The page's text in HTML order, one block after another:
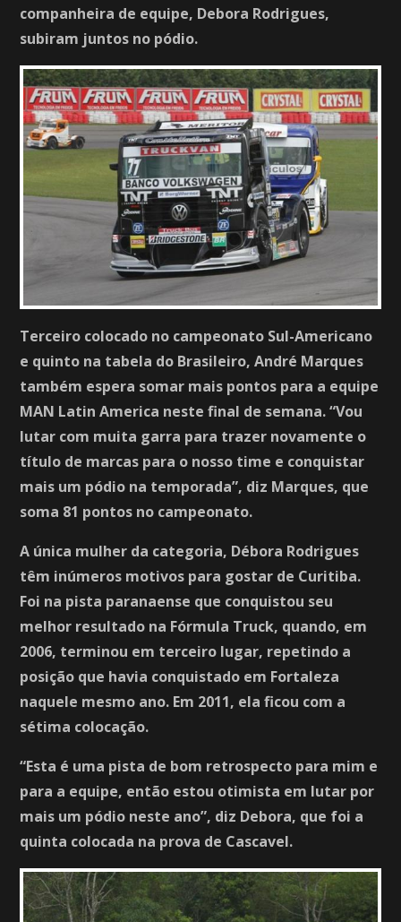
companheira de equipe, Debora Rodrigues,
subiram juntos no pódio.
Terceiro colocado no campeonato Sul-Americano
e quinto na tabela do Brasileiro, André Marques
também espera somar mais pontos para a equipe
MAN Latin America neste final de semana. “Vou
lutar com muita garra para trazer novamente o
título de marcas para o nosso time e conquistar
mais um pódio na temporada”, diz Marques, que
soma 81 pontos no campeonato.
A única mulher da categoria, Débora Rodrigues
têm inúmeros motivos para gostar de Curitiba.
Foi na pista paranaense que conquistou seu
melhor resultado na Fórmula Truck, quando, em
2006, terminou em terceiro lugar, repetindo a
posição que havia conquistado em Fortaleza
naquele mesmo ano. Em 2011, ela ficou com a
sétima colocação.
“Esta é uma pista de bom retrospecto para mim e
para a equipe, então estou otimista em lutar por
mais um pódio neste ano”, diz Debora, que foi a
quinta colocada na prova de Cascavel.